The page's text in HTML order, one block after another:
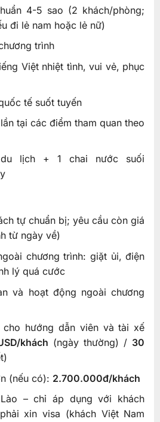
4-5 sao (2 khách/phòng;
đi lẻ nam hoặc lẻ nữ)
trình
Việt nhiệt tình, vui vẻ, phục
tế suốt tuyến
tại các điểm tham quan theo
lịch + 1 chai nước suối
tự chuẩn bị; yêu cầu còn giá
từ ngày về)
chương trình: giặt ủi, điện
lý quá cước
và hoạt động ngoài chương
cho hướng dẫn viên và tài xế
khách (ngày thường) / 30
(nếu có): 2.700.000đ/khách
– chỉ áp dụng với khách
xin visa (khách Việt Nam